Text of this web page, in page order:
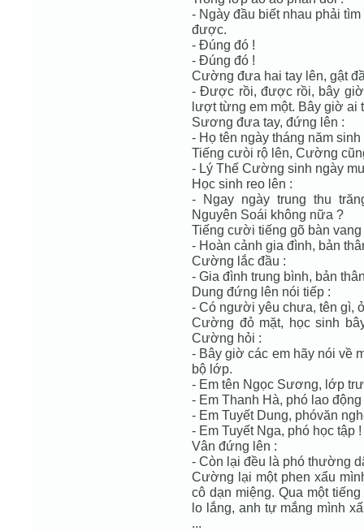
- Ngày đầu biết nhau phải
được.
- Đúng đó !
- Đúng đó !
Cường đưa hai tay lên, gật
- Được rồi, được rồi, bây
lượt từng em một. Bây giờ ai
Sương đưa tay, đứng lên :
- Họ tên ngày tháng năm sinh
Tiếng cưòi rộ lên, Cường
- Lý Thế Cường sinh ngày
Học sinh reo lên :
- Ngay ngày trung thu
Nguyên Soái không nữa ?
Tiếng cười tiếng gõ bàn
- Hoàn cảnh gia đình, bản
Cường lắc đầu :
- Gia đình trung bình, bản
Dung đứng lên nói tiếp :
- Có người yêu chưa, tên gì,
Cường đỏ mặt, học sinh
Cường hỏi :
- Bây giờ các em hãy nói về
bộ lớp.
- Em tên Ngọc Sương, lớp
- Em Thanh Hà, phó lao động
- Em Tuyết Dung, phóvăn
- Em Tuyết Nga, phó học tập !
Vân đứng lên :
- Còn lại đều là phó thường
Cường lại một phen xẩu
cô dạn miệng. Qua một
lo lắng, anh tự mắng mình
...